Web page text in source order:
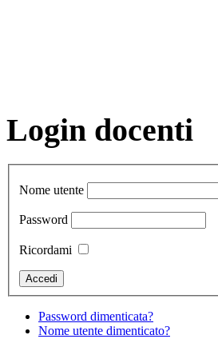
Login docenti
Nome utente
Password
Ricordami
Password dimenticata?
Nome utente dimenticato?